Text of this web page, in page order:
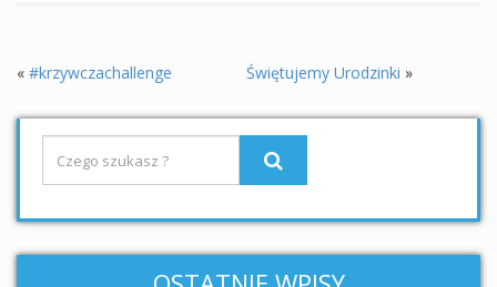
« #krzywczachallenge Świętujemy Urodzinki »